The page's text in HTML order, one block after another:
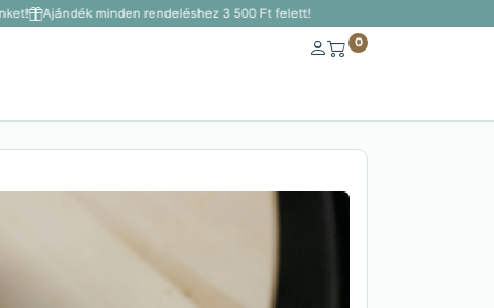
Ajándék minden rendeléshez 3 500 Ft felett!
0